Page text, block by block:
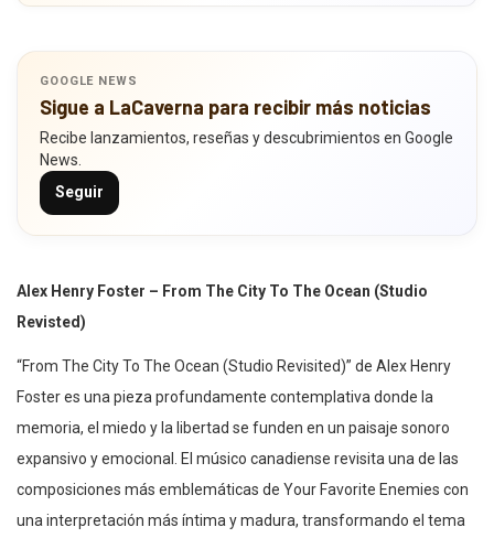
GOOGLE NEWS
Sigue a LaCaverna para recibir más noticias
Recibe lanzamientos, reseñas y descubrimientos en Google
News.
Seguir
Alex Henry Foster – From The City To The Ocean (Studio
Revisted)
“From The City To The Ocean (Studio Revisited)” de Alex Henry
Foster es una pieza profundamente contemplativa donde la
memoria, el miedo y la libertad se funden en un paisaje sonoro
expansivo y emocional. El músico canadiense revisita una de las
composiciones más emblemáticas de Your Favorite Enemies con
una interpretación más íntima y madura, transformando el tema